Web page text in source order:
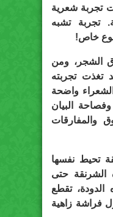
تجربة شعرية
تجربة تشبه
نوع خاص!
الشجر، ومن
تغذت تجربته
واضحة
البيان
والمفارقات
تحيط نفسها
الشرنقة حتى
تقطع
فراشة زاهية